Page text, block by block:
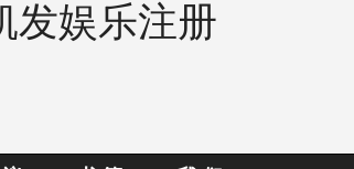
发娱乐注册